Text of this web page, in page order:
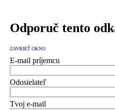
Odporuč tento
ZAVRIEŤ OKNO
E-mail príjemcu
Odosielateľ
Tvoj e-mail